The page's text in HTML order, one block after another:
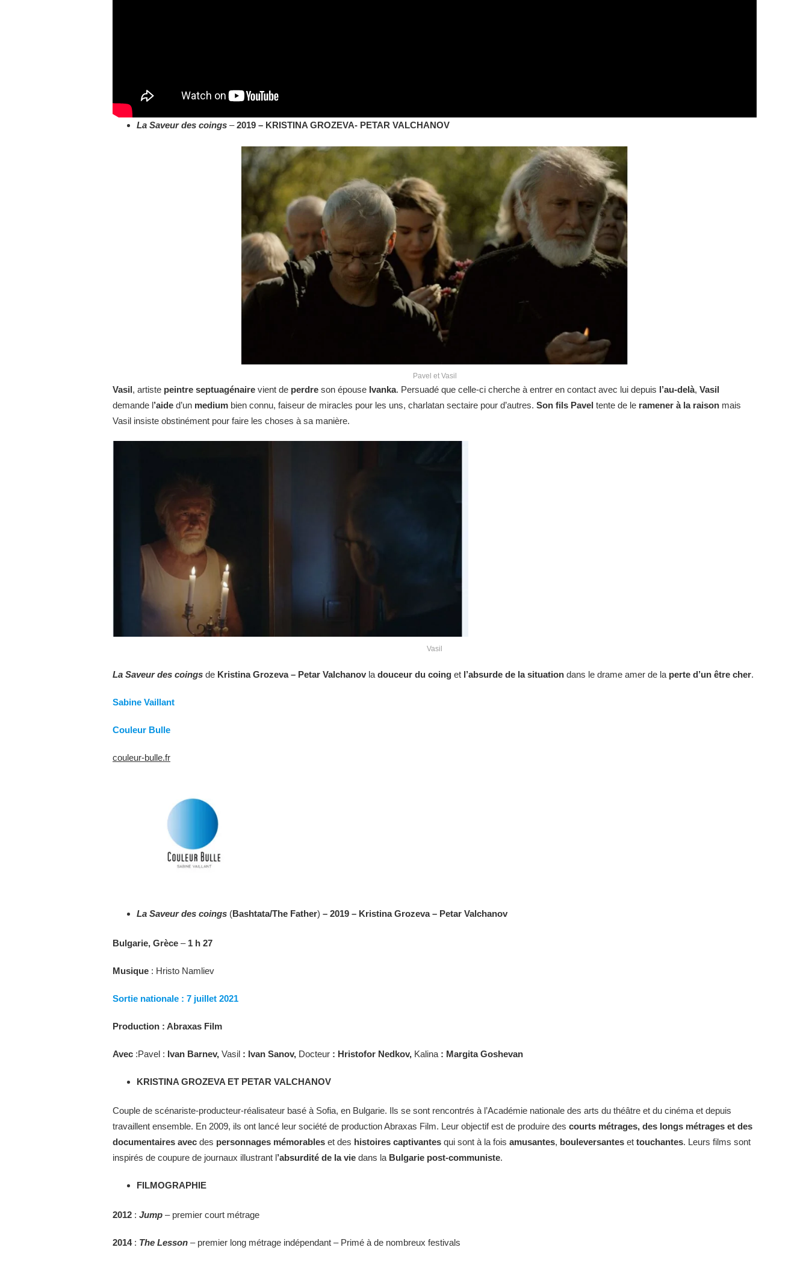
La Saveur des coings –2019 – KRISTINA GROZEVA- PETAR VALCHANOV
Pavel et Vasil
Vasil, artiste peintre septuagénaire vient de perdre son épouse Ivanka. Persuadé que celle-ci cherche à entrer en contact avec lui depuis l’au-delà, Vasil
demande l’aide d’un medium bien connu, faiseur de miracles pour les uns, charlatan sectaire pour d’autres. Son fils Pavel tente de le ramener à la raison mais
Vasil insiste obstinément pour faire les choses à sa manière.
Vasil
La Saveur des coings de Kristina Grozeva – Petar Valchanov la douceur du coing et l’absurde de la situation dans le drame amer de la perte d’un être cher.
Sabine Vaillant
Couleur Bulle
couleur-bulle.fr
La Saveur des coings (Bashtata/The Father) – 2019 – Kristina Grozeva – Petar Valchanov
Bulgarie, Grèce – 1 h 27
Musique : Hristo Namliev
Sortie nationale : 7 juillet 2021
Production : Abraxas Film
Avec :Pavel : Ivan Barnev, Vasil : Ivan Sanov, Docteur : Hristofor Nedkov, Kalina : Margita Goshevan
KRISTINA GROZEVA ET PETAR VALCHANOV
Couple de scénariste-producteur-réalisateur basé à Sofia, en Bulgarie. Ils se sont rencontrés à l’Académie nationale des arts du théâtre et du cinéma et depuis
travaillent ensemble. En 2009, ils ont lancé leur société de production Abraxas Film. Leur objectif est de produire des courts métrages, des longs métrages et des
documentaires avec des personnages mémorables et des histoires captivantes qui sont à la fois amusantes, bouleversantes et touchantes. Leurs films sont
inspirés de coupure de journaux illustrant l’absurdité de la vie dans la Bulgarie post-communiste.
FILMOGRAPHIE
2012 : Jump – premier court métrage
2014: The Lesson – premier long métrage indépendant – Primé à de nombreux festivals